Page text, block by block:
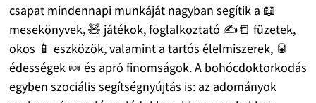
csapat mindennapi munkáját nagyban segítik a 📖
mesekönyvek, 🧸 játékok, foglalkoztató ✍️📒 füzetek,
okos 📱 eszközök, valamint a tartós élelmiszerek, 🥫
édességek 🍬 és apró finomságok. A bohócdoktorkodás
egyben szociális segítségnyújtás is: az adományok